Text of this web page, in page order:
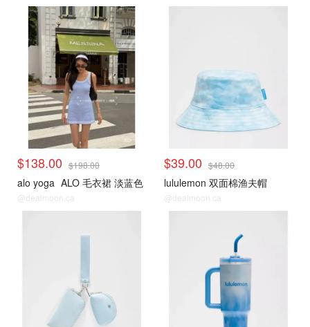
时尚穿搭
$138.00 $198.00
alo yoga ALO 毛衣裙 淡蓝色
@dealmoon.ca
$39.00 $48.00
lululemon 双面棉渔夫帽
@dealmoon.ca